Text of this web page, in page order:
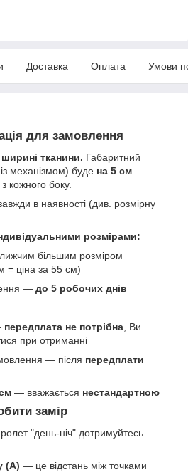
Доставка Оплата Умови
для замовлення
тканини. Габаритний
механізмом) буде на 5 см
кожного боку.
в наявності (див. розмірну
розмірами:
більшим розміром
= ціна за 55 см)
— до 5 робочих днів
передплата не потрібна , Ви
при отриманні
— після передплати
— вважається нестандартною
замір
"день-ніч" дотримуйтесь
(A) — це відстань між точками